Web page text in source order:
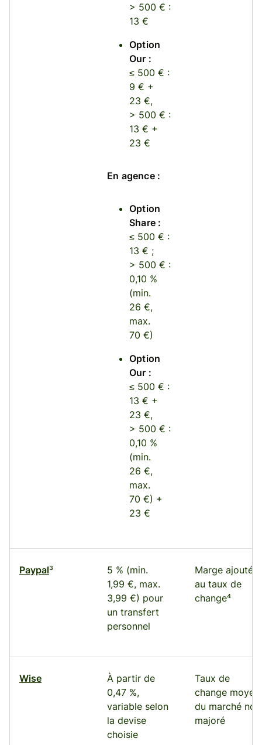
> 500 € :
13 €
Option
Our :
≤ 500 € :
9 € +
23 €,
> 500 € :
13 € +
23 €
En agence :
Option
Share :
≤ 500 € :
13 € ;
> 500 € :
0,10 %
(min.
26 €,
max.
70 €)
Option
Our :
≤ 500 € :
13 € +
23 €,
> 500 € :
0,10 %
(min.
26 €,
max.
70 €) +
23 €
Paypal³
5 % (min.
1,99 €, max.
3,99 €) pour
un transfert
personnel
Marge ajoutée
au taux de
change⁴
Wise
À partir de
0,47 %,
variable selon
la devise
choisie
Taux de
change moyen
du marché non
majoré